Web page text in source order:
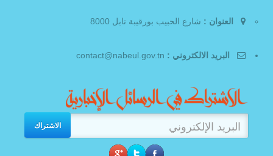
العنوان : شارع الحبيب بورقيبة نابل 8000
البريد الالكتروني :
الاشتراك